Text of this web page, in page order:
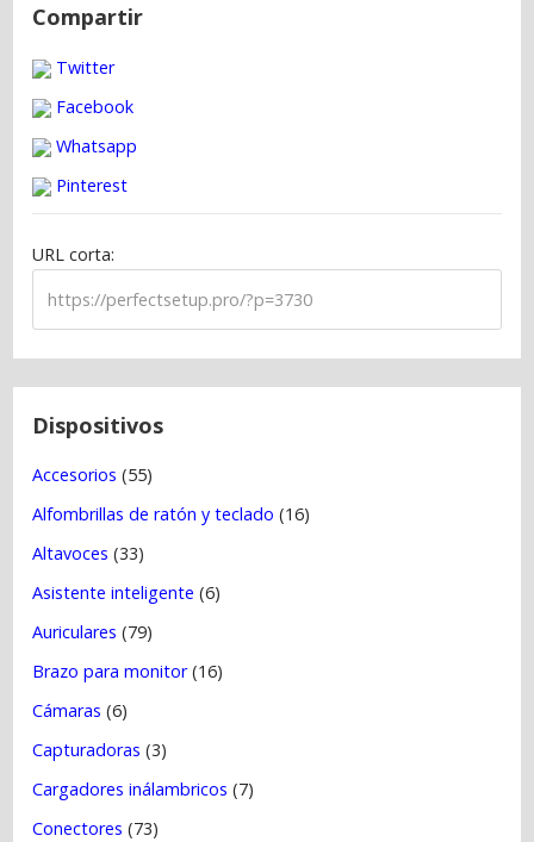
e
n
Compartir
Twitter
Facebook
Whatsapp
Pinterest
URL corta:
Dispositivos
Accesorios (55)
Alfombrillas de ratón y teclado (16)
Altavoces (33)
Asistente inteligente (6)
Auriculares (79)
Brazo para monitor(16)
Cámaras (6)
Capturadoras (3)
Cargadores inálambricos (7)
Conectores (73)